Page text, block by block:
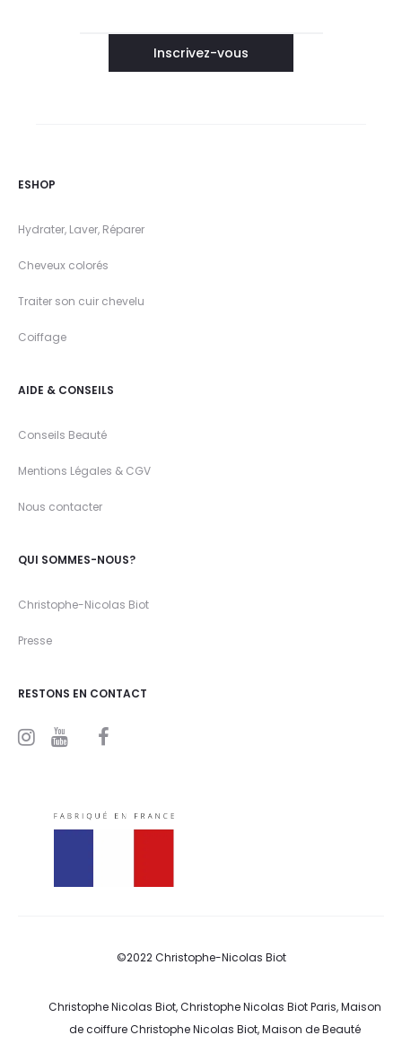
ESHOP
Hydrater, Laver, Réparer
Cheveux colorés
Traiter son cuir chevelu
Coiffage
AIDE & CONSEILS
Conseils Beauté
Mentions Légales & CGV
Nous contacter
QUI SOMMES-NOUS?
Christophe-Nicolas Biot
Presse
RESTONS EN CONTACT
u
b
b
©2022 Christophe-Nicolas Biot
Christophe Nicolas Biot, Christophe Nicolas Biot Paris, Maison
de coiffure Christophe Nicolas Biot, Maison de Beauté